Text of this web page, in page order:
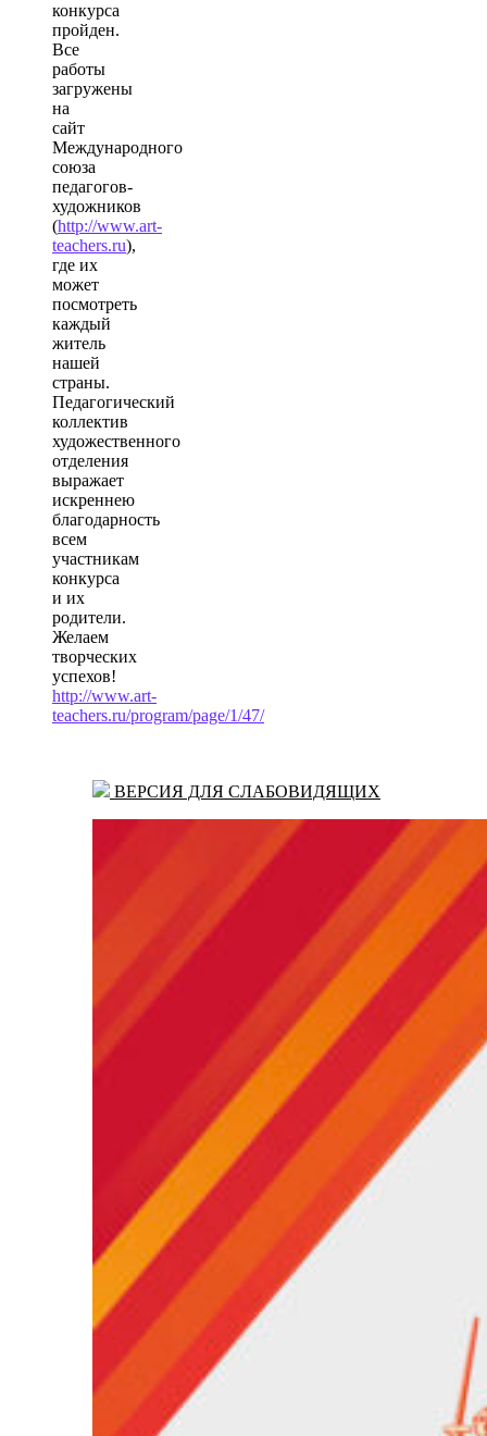
конкурса
пройден.
Все
работы
загружены
на
сайт
Международного
союза
педагогов-
художников
(http://www.art-
teachers.ru),
где их
может
посмотреть
каждый
житель
нашей
страны.
Педагогический
коллектив
художественного
отделения
выражает
искреннею
благодарность
всем
участникам
конкурса
и их
родители.
Желаем
творческих
успехов!
http://www.art-
teachers.ru/program/page/1/47/
ВЕРСИЯ ДЛЯ СЛАБОВИДЯЩИХ